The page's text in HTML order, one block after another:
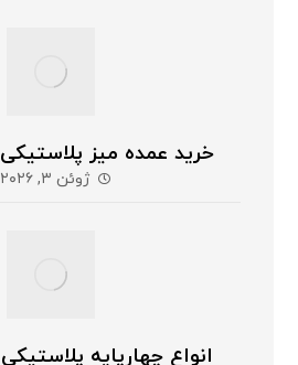
خرید عمده میز پلاستیکی
ژوئن ۳, ۲۰۲۶
انواع چهارپایه